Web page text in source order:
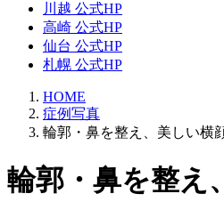
川越 公式HP
高崎 公式HP
仙台 公式HP
札幌 公式HP
HOME
症例写真
輪郭・鼻を整え、美しい横
輪郭・鼻を整え